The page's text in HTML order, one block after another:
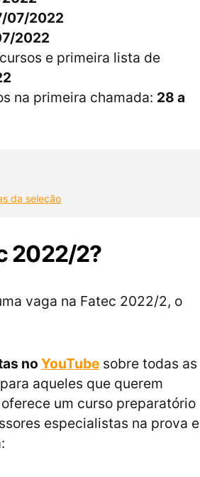
07/2022
2022
e primeira lista de
na primeira chamada: 28 a
da seleção
2022/2?
vaga na Fatec 2022/2, o
no YouTube sobre todas as
aqueles que querem
um curso preparatório
especialistas na prova e